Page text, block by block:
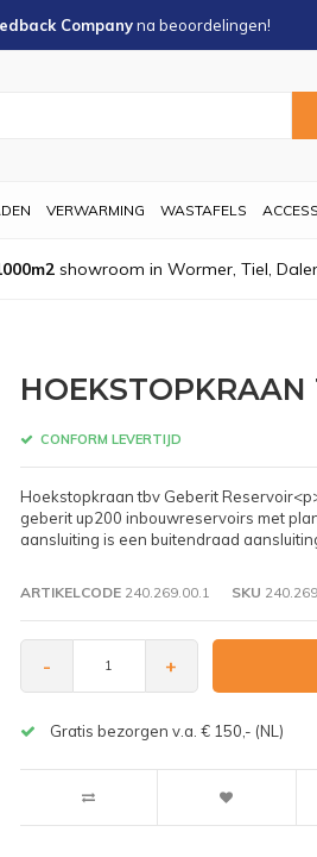
Companyna beoordelingen!
VERWARMING WASTAFELS
showroom in Wormer, Tiel,
HOEKSTOPKRAAN
CONFORM LEVERTIJD
Hoekstopkraan tbv Geberit
geberit up200 inbouwreservoirs met
aansluiting is een buitendraad
ARTIKELCODE240.269.00.1 SKU
- +
Gratis bezorgen v.a. € 150,- (NL)